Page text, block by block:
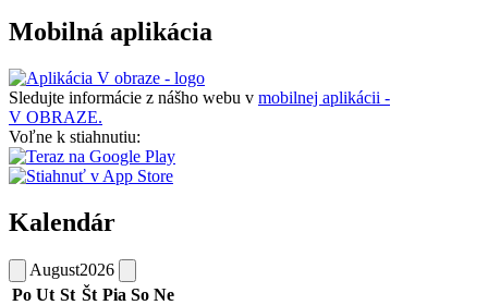
Mobilná aplikácia
Sledujte informácie z nášho webu v mobilnej aplikácii -
V OBRAZE.
Voľne k stiahnutiu:
Kalendár
August2026
Po Ut St Št Pia So Ne